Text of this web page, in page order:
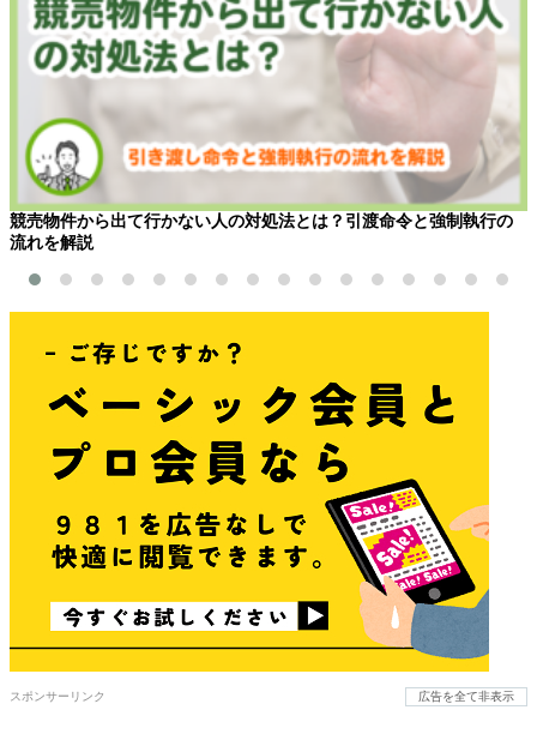
競売物件から出て行かない人の対処法とは？引渡命令と強制執行の
流れを解説
スポンサーリンク 広告を全て非表示